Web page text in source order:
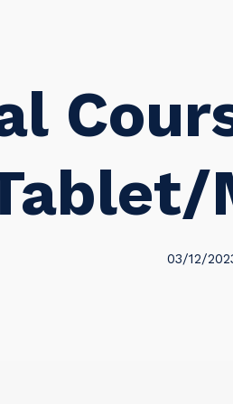
03/12/